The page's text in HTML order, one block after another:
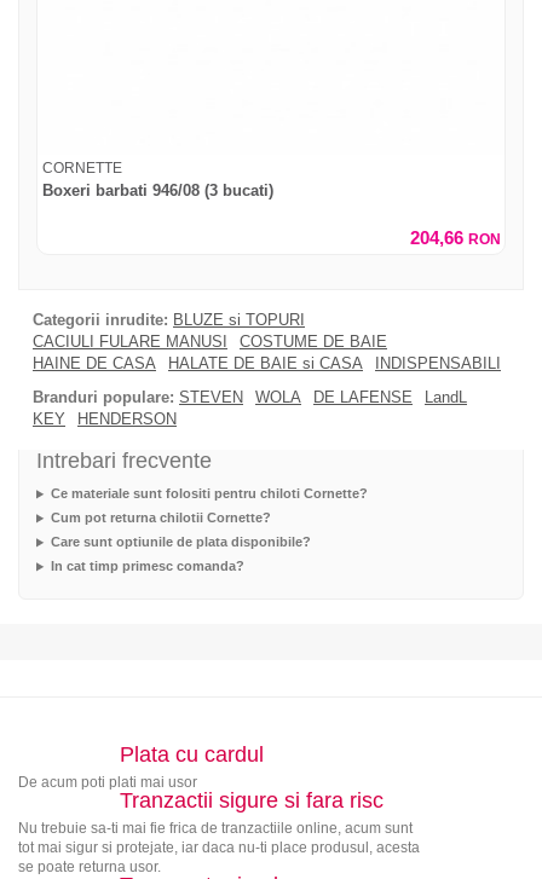
CORNETTE
Boxeri barbati 946/08 (3 bucati)
204,66 RON
Categorii inrudite: BLUZE si TOPURI
CACIULI FULARE MANUSI
COSTUME DE BAIE
HAINE DE CASA
HALATE DE BAIE si CASA
INDISPENSABILI
Branduri populare: STEVEN WOLA DE LAFENSE
LandL
KEY
HENDERSON
Intrebari frecvente
Ce materiale sunt folositi pentru chiloti Cornette?
Cum pot returna chilotii Cornette?
Care sunt optiunile de plata disponibile?
In cat timp primesc comanda?
Plata cu cardul
De acum poti plati mai usor
Tranzactii sigure si fara risc
Nu trebuie sa-ti mai fie frica de tranzactiile online, acum sunt
tot mai sigur si protejate, iar daca nu-ti place produsul, acesta
se poate returna usor.